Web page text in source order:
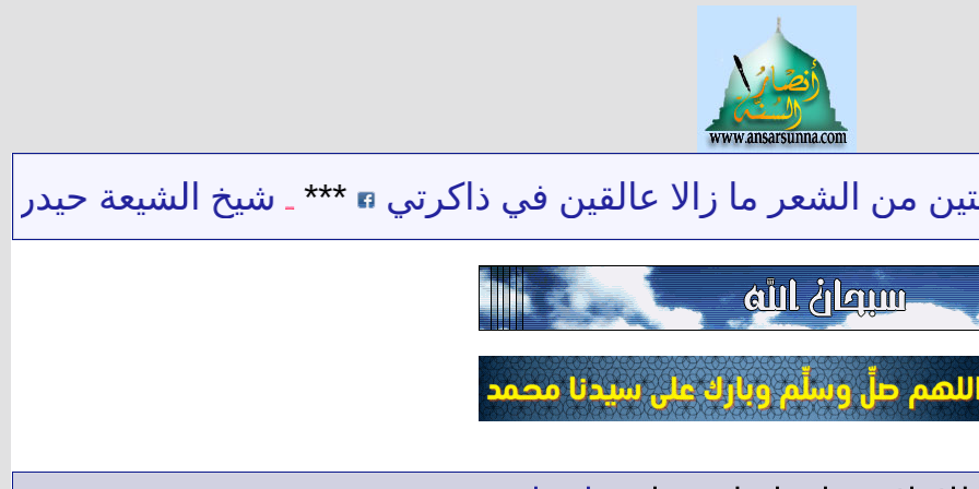
الشعر ما زالا عالقين في ذاكرتي *** شيخ الشيعة حيدر حب